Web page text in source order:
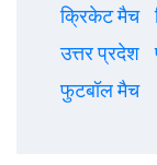
क्रिकेट मैच
उत्तर प्रदेश
फुटबॉल मैच